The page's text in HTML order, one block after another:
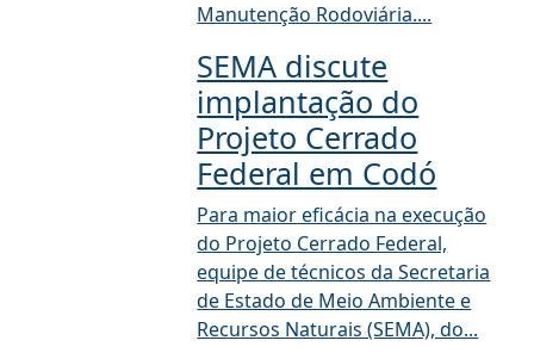
Manutenção Rodoviária....
SEMA discute
implantação do
Projeto Cerrado
Federal em Codó
Para maior eficácia na execução
do Projeto Cerrado Federal,
equipe de técnicos da Secretaria
de Estado de Meio Ambiente e
Recursos Naturais (SEMA), do...